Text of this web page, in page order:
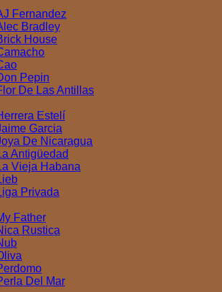
Fernandez
Bradley
House
Pepin
De Las Antillas
Estelí
Garcia
De Nicaragua
Antigüedad
Vieja Habana
Privada
Father
Rustica
Del Mar